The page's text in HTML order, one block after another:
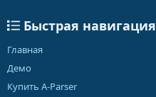
Быстрая навигация
Главная
Демо
Купить A-Parser